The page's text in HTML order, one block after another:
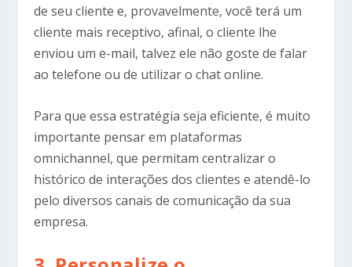
de seu cliente e, provavelmente, você terá um
cliente mais receptivo, afinal, o cliente lhe
enviou um e-mail, talvez ele não goste de falar
ao telefone ou de utilizar o chat online.
Para que essa estratégia seja eficiente, é muito
importante pensar em plataformas
omnichannel, que permitam centralizar o
histórico de interações dos clientes e atendê-lo
pelo diversos canais de comunicação da sua
empresa.